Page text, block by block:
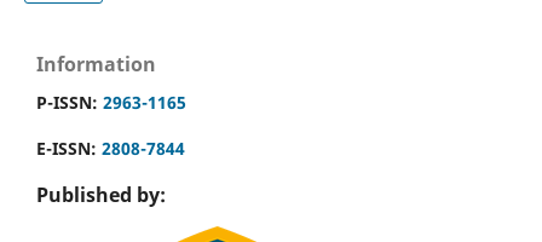
Information
P-ISSN: 2963-1165
E-ISSN: 2808-7844
Published by: